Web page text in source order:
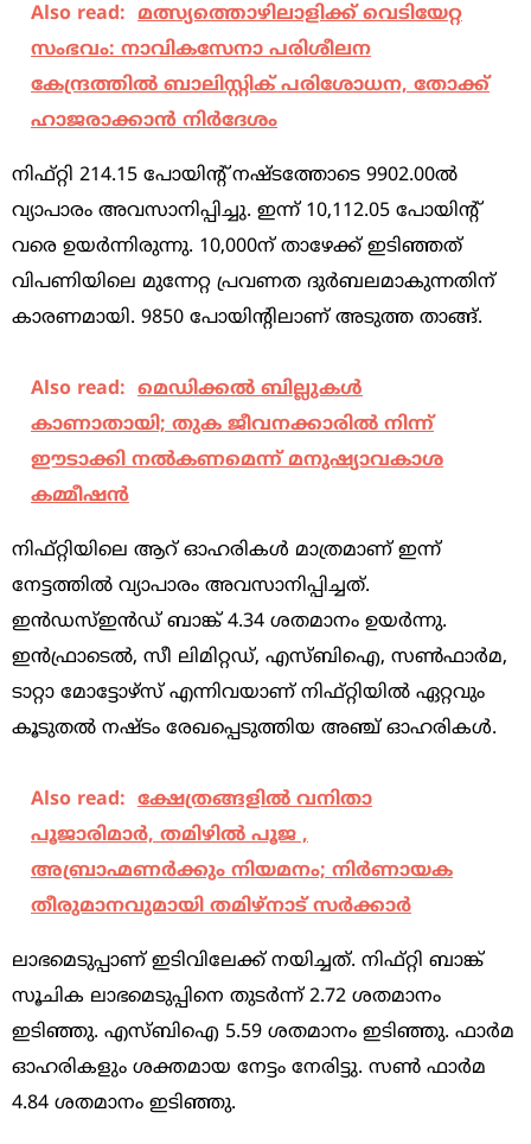
Also read: മത്സ്യത്തൊഴിലാളിക്ക് വെടിയേറ്റ
സംഭവം: നാവികസേനാ പരിശീലന
കേന്ദ്രത്തില്‍ ബാലിസ്റ്റിക് പരിശോധന, തോക്ക്
ഹാജരാക്കാന്‍ നിര്‍ദേശം
നിഫ്‌റ്റി 214.15 പോയിന്റ്‌ നഷ്‌ടത്തോടെ 9902.00ല്‍
വ്യാപാരം അവസാനിപ്പിച്ചു. ഇന്ന്‌ 10,112.05 പോയിന്റ്‌
വരെ ഉയര്‍ന്നിരുന്നു. 10,000ന്‌ താഴേക്ക്‌ ഇടിഞ്ഞത്‌
വിപണിയിലെ മുന്നേറ്റ പ്രവണത ദുര്‍ബലമാകുന്നതിന്‌
കാരണമായി. 9850 പോയിന്റിലാണ്‌ അടുത്ത താങ്ങ്‌.
Also read: മെഡിക്കല്‍ ബില്ലുകള്‍
കാണാതായി; തുക ജീവനക്കാരില്‍ നിന്ന്
ഈടാക്കി നല്‍കണമെന്ന് മനുഷ്യാവകാശ
കമ്മീഷന്‍
നിഫ്‌റ്റിയിലെ ആറ്‌ ഓഹരികള്‍ മാത്രമാണ്‌ ഇന്ന്‌
നേട്ടത്തില്‍ വ്യാപാരം അവസാനിപ്പിച്ചത്‌.
ഇന്‍ഡസ്‌ഇന്‍ഡ്‌ ബാങ്ക്‌ 4.34 ശതമാനം ഉയര്‍ന്നു.
ഇന്‍ഫ്രാടെല്‍, സീ ലിമിറ്റഡ്‌, എസ്‌ബിഐ, സണ്‍ഫാര്‍മ,
ടാറ്റാ മോട്ടോഴ്‌സ്‌ എന്നിവയാണ്‌ നിഫ്‌റ്റിയില്‍ ഏറ്റവും
കൂടുതല്‍ നഷ്‌ടം രേഖപ്പെടുത്തിയ അഞ്ച്‌ ഓഹരികള്‍.
Also read: ക്ഷേത്രങ്ങളില്‍ വനിതാ
പൂജാരിമാര്‍, തമിഴില്‍ പൂജ ,
അബ്രാഹ്മണര്‍ക്കും നിയമനം; നിര്‍ണായക
തീരുമാനവുമായി തമിഴ്‌നാട് സര്‍ക്കാര്‍
ലാഭമെടുപ്പാണ്‌ ഇടിവിലേക്ക്‌ നയിച്ചത്‌. നിഫ്‌റ്റി ബാങ്ക്‌
സൂചിക ലാഭമെടുപ്പിനെ തുടര്‍ന്ന്‌ 2.72 ശതമാനം
ഇടിഞ്ഞു. എസ്‌ബിഐ 5.59 ശതമാനം ഇടിഞ്ഞു. ഫാര്‍മ
ഓഹരികളും ശക്തമായ നേട്ടം നേരിട്ടു. സണ്‍ ഫാര്‍മ
4.84 ശതമാനം ഇടിഞ്ഞു.